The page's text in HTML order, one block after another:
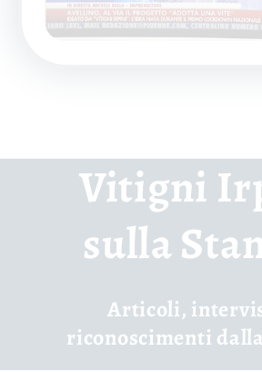
Vitigni
sulla
Articoli,
riconoscimenti